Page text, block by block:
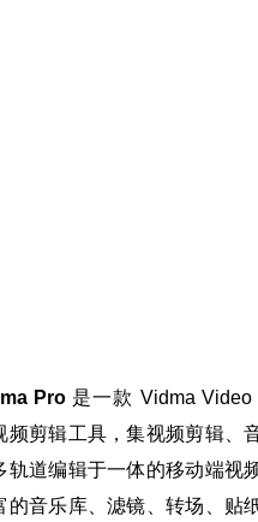
Pro 是一款 Vidma
频剪辑工具，集视频剪辑、
轨道编辑于一体的移动端视
的音乐库、滤镜、转场、贴